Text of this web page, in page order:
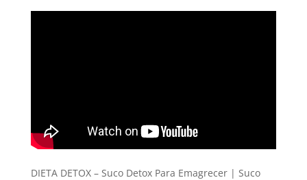
DIETA DETOX – Suco Detox Para Emagrecer | Suco